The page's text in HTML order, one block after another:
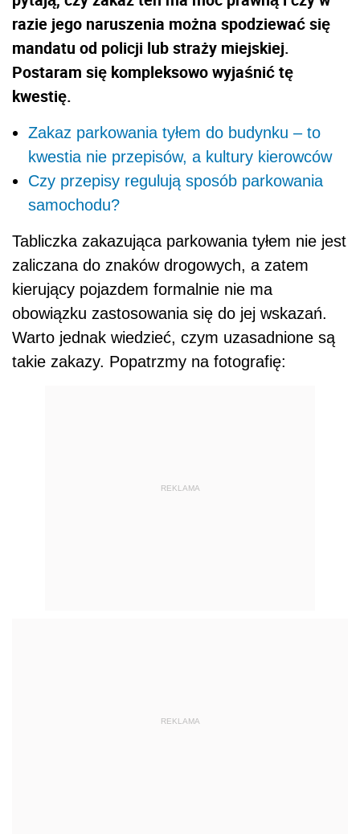
razie jego naruszenia można spodziewać się
mandatu od policji lub straży miejskiej.
Postaram się kompleksowo wyjaśnić tę
kwestię.
Zakaz parkowania tyłem do budynku – to
kwestia nie przepisów, a kultury kierowców
Czy przepisy regulują sposób parkowania
samochodu?
Tabliczka zakazująca parkowania tyłem nie jest
zaliczana do znaków drogowych, a zatem
kierujący pojazdem formalnie nie ma
obowiązku zastosowania się do jej wskazań.
Warto jednak wiedzieć, czym uzasadnione są
takie zakazy. Popatrzmy na fotografię:
REKLAMA
REKLAMA